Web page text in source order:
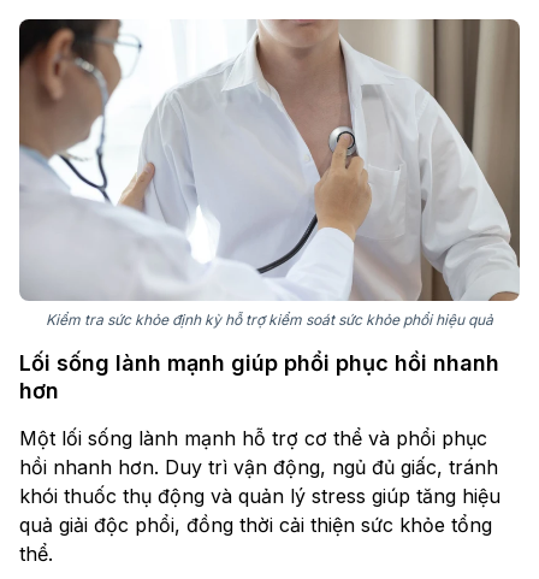
Kiểm tra sức khỏe định kỳ hỗ trợ kiểm soát sức khỏe phổi hiệu quả
Lối sống lành mạnh giúp phổi phục hồi nhanh
hơn
Một lối sống lành mạnh hỗ trợ cơ thể và phổi phục
hồi nhanh hơn. Duy trì vận động, ngủ đủ giấc, tránh
khói thuốc thụ động và quản lý stress giúp tăng hiệu
quả giải độc phổi, đồng thời cải thiện sức khỏe tổng
thể.